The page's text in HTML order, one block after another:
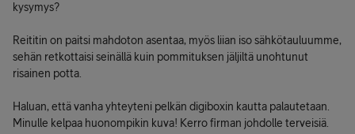
kysymys?
Reititin on paitsi mahdoton asentaa, myös liian iso sähkötauluumme,
sehän retkottaisi seinällä kuin pommituksen jäljiltä unohtunut
risainen potta.
Haluan, että vanha yhteyteni pelkän digiboxin kautta palautetaan.
Minulle kelpaa huonompikin kuva! Kerro firman johdolle terveisiä.